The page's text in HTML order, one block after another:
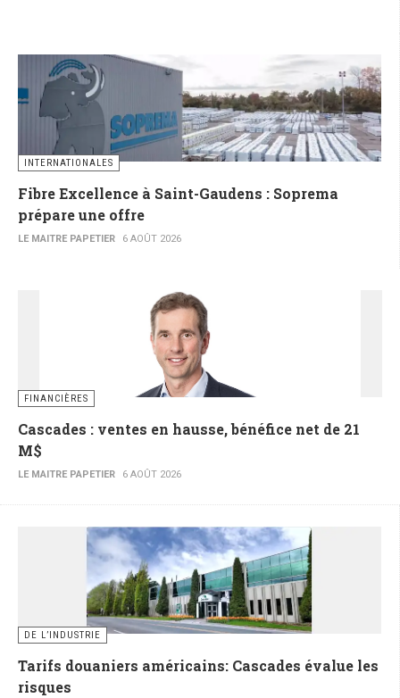
INTERNATIONALES
Fibre Excellence à Saint-Gaudens : Soprema
prépare une offre
LE MAITRE PAPETIER 6 AOÛT 2026
FINANCIÈRES
Cascades : ventes en hausse, bénéfice net de 21
M$
LE MAITRE PAPETIER 6 AOÛT 2026
DE L’INDUSTRIE
Tarifs douaniers américains: Cascades évalue les
risques